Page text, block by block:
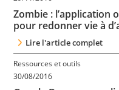
Zombie : l’application
pour redonner vie à
Lire l'article complet
Ressources et outils
30/08/2016